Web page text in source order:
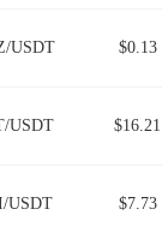
USDT $0.13
USDT $16.21
USDT $7.73